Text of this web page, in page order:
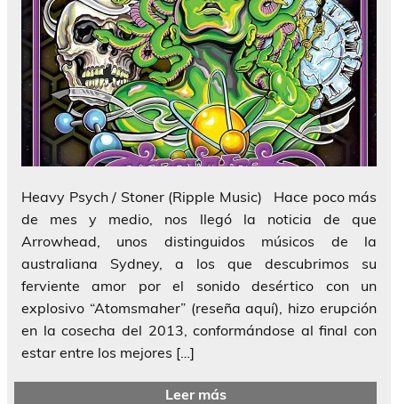
Heavy Psych / Stoner (Ripple Music) Hace poco más
de mes y medio, nos llegó la noticia de que
Arrowhead, unos distinguidos músicos de la
australiana Sydney, a los que descubrimos su
ferviente amor por el sonido desértico con un
explosivo “Atomsmaher” (reseña aquí), hizo erupción
en la cosecha del 2013, conformándose al final con
estar entre los mejores […]
Leer más